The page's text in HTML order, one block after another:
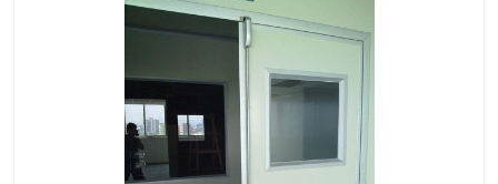
工业平移门
监狱门及监狱设备